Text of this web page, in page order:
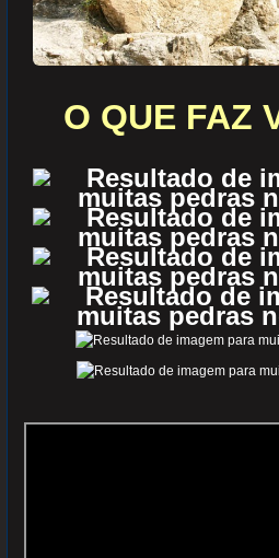
O QUE FAZ